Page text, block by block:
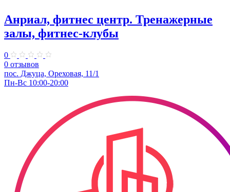
Анриал, фитнес центр. Тренажерные
залы, фитнес-клубы
0
0 отзывов
пос. Джуца, Ореховая, 11/1
Пн-Вс 10:00-20:00